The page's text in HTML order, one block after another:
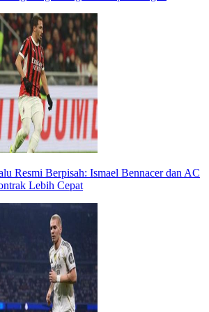
Resmi Berpisah: Ismael Bennacer dan AC
Lebih Cepat